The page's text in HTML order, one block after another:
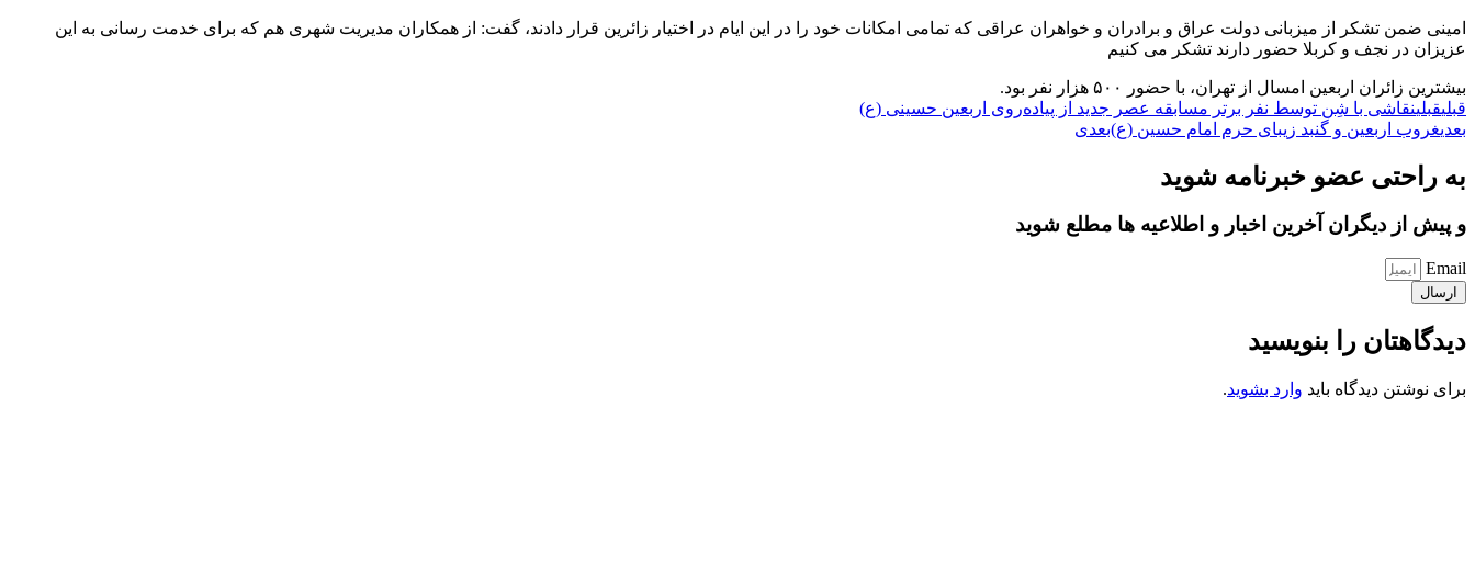
امینی ضمن تشکر از میزبانی دولت عراق و برادران و خواهران عراقی که تمامی امکانات خود را در این ایام در اختیار زائرین قرار دادند، گفت: از همکاران مدیریت شهری هم که برای خدمت رسانی به این
عزیزان در نجف و کربلا حضور دارند تشکر می کنیم
بیشترین زائران اربعین امسال از تهران، با حضور ۵۰۰ هزار نفر بود.
قبلیقبلینقاشی با شِن توسط نفر برتر مسابقه عصر جدید از پیاده‌روی اربعین حسینی (ع)
بعدیغروب اربعین و گنبد زیبای حرم امام حسین (ع)بعدی
به راحتی عضو خبرنامه شوید
و پیش از دیگران آخرین اخبار و اطلاعیه ها مطلع شوید
Email
ارسال
دیدگاهتان را بنویسید
برای نوشتن دیدگاه باید وارد بشوید.